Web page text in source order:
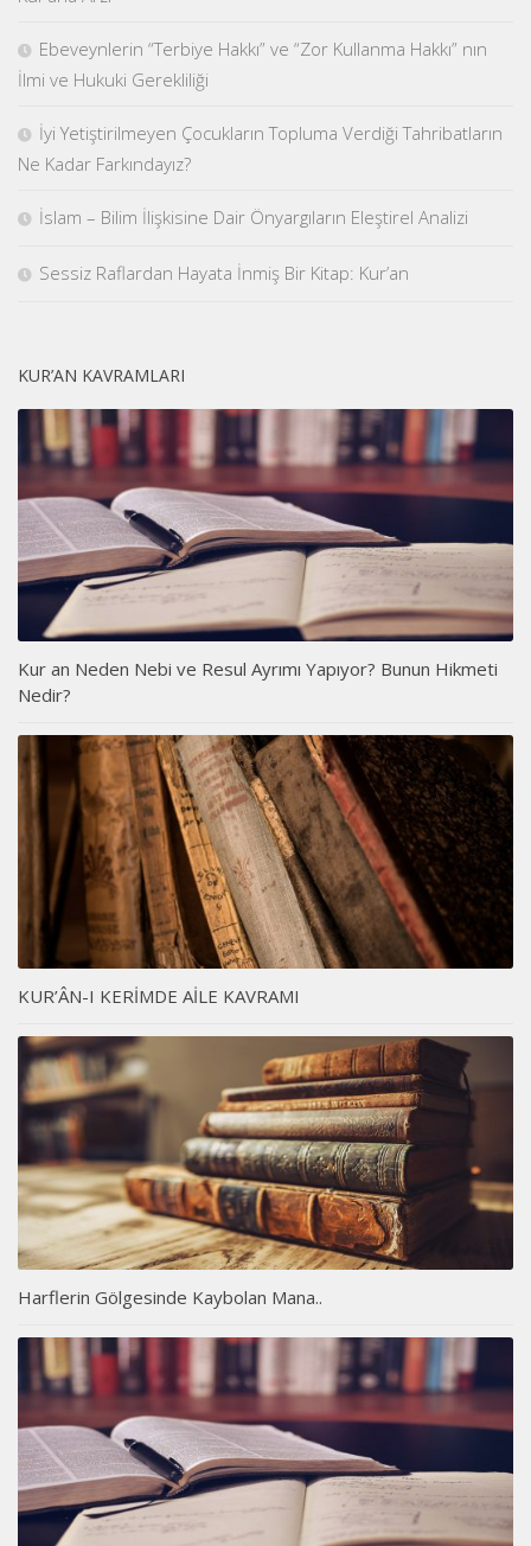
Ebeveynlerin “Terbiye Hakkı” ve “Zor Kullanma Hakkı” nın
İlmi ve Hukuki Gerekliliği
İyi Yetiştirilmeyen Çocukların Topluma Verdiği Tahribatların
Ne Kadar Farkındayız?
İslam – Bilim İlişkisine Dair Önyargıların Eleştirel Analizi
Sessiz Raflardan Hayata İnmiş Bir Kitap: Kur’an
KUR’AN KAVRAMLARI
Kur an Neden Nebi ve Resul Ayrımı Yapıyor? Bunun Hikmeti
Nedir?
KUR’ÂN-I KERİMDE AİLE KAVRAMI
Harflerin Gölgesinde Kaybolan Mana..